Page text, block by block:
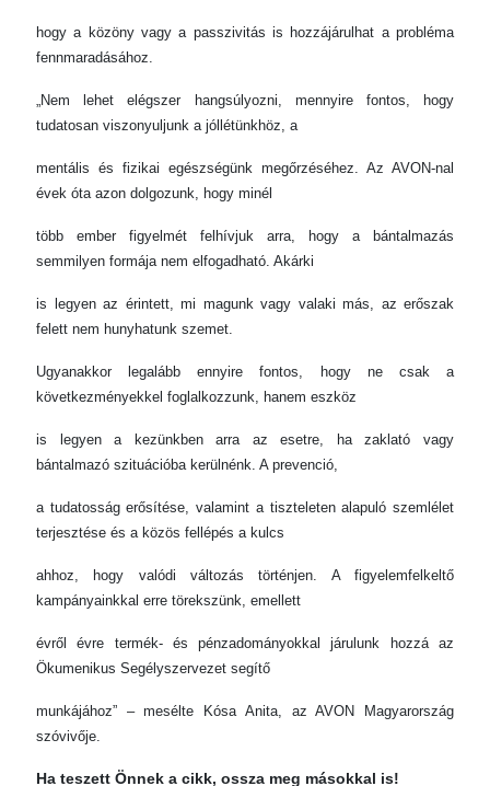
hogy a közöny vagy a passzivitás is hozzájárulhat a probléma
fennmaradásához.
„Nem lehet elégszer hangsúlyozni, mennyire fontos, hogy
tudatosan viszonyuljunk a jóllétünkhöz, a
mentális és fizikai egészségünk megőrzéséhez. Az AVON-nal
évek óta azon dolgozunk, hogy minél
több ember figyelmét felhívjuk arra, hogy a bántalmazás
semmilyen formája nem elfogadható. Akárki
is legyen az érintett, mi magunk vagy valaki más, az erőszak
felett nem hunyhatunk szemet.
Ugyanakkor legalább ennyire fontos, hogy ne csak a
következményekkel foglalkozzunk, hanem eszköz
is legyen a kezünkben arra az esetre, ha zaklató vagy
bántalmazó szituációba kerülnénk. A prevenció,
a tudatosság erősítése, valamint a tiszteleten alapuló szemlélet
terjesztése és a közös fellépés a kulcs
ahhoz, hogy valódi változás történjen. A figyelemfelkeltő
kampányainkkal erre törekszünk, emellett
évről évre termék- és pénzadományokkal járulunk hozzá az
Ökumenikus Segélyszervezet segítő
munkájához” – mesélte Kósa Anita, az AVON Magyarország
szóvivője.
Ha teszett Önnek a cikk, ossza meg másokkal is!